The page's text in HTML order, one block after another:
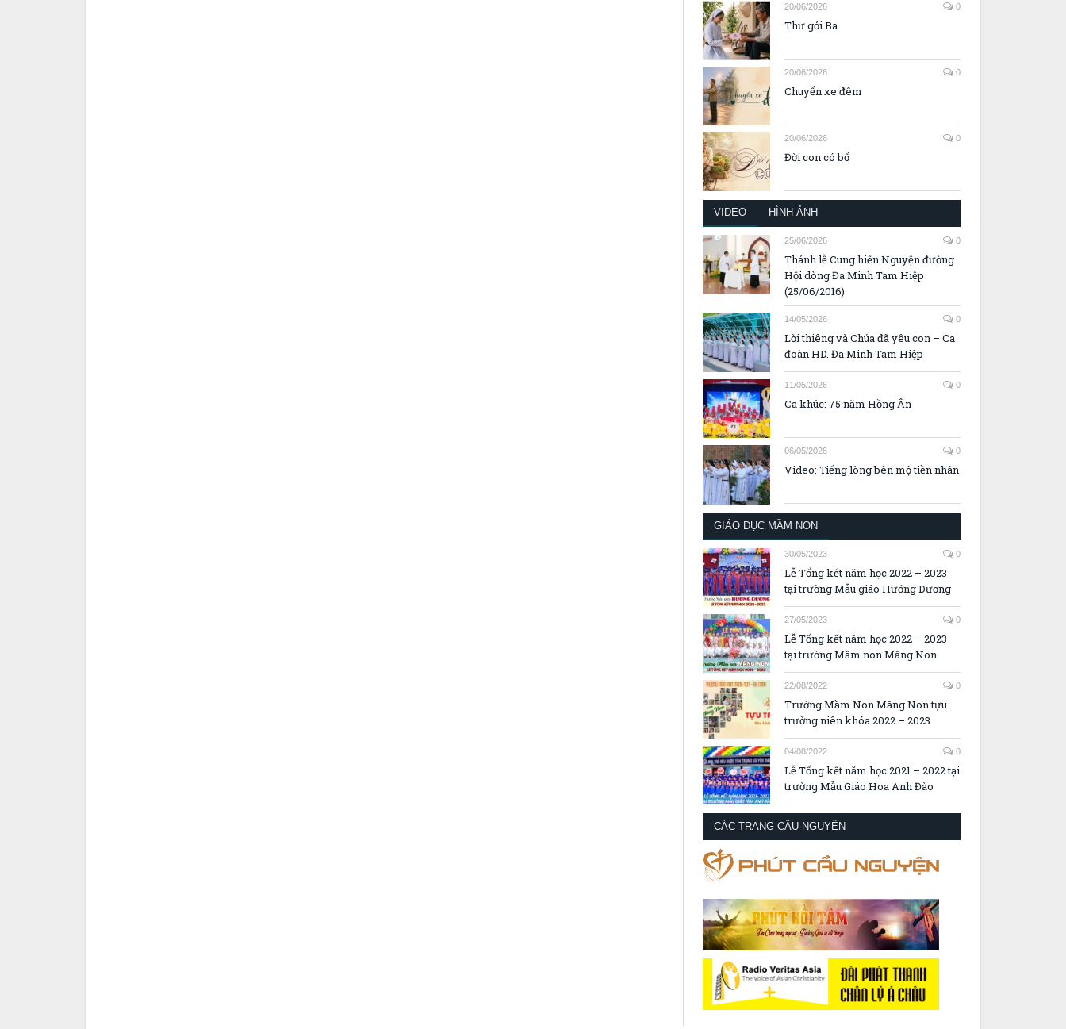
20/06/2026 0
Thư gởi Ba
20/06/2026 0
Chuyến xe đêm
20/06/2026 0
Đời con có bố
VIDEO HÌNH ẢNH
25/06/2026 0
Thánh lễ Cung hiến Nguyện đường
Hội dòng Đa Minh Tam Hiệp
(25/06/2016)
14/05/2026 0
Lời thiêng và Chúa đã yêu con – Ca
đoàn HD. Đa Minh Tam Hiệp
11/05/2026 0
Ca khúc: 75 năm Hồng Ân
06/05/2026 0
Video: Tiếng lòng bên mộ tiền nhân
GIÁO DỤC MẦM NON
30/05/2023 0
Lễ Tổng kết năm học 2022 – 2023
tại trường Mẫu giáo Hướng Dương
27/05/2023 0
Lễ Tổng kết năm học 2022 – 2023
tại trường Mầm non Măng Non
22/08/2022 0
Trường Mầm Non Măng Non tựu
trường niên khóa 2022 – 2023
04/08/2022 0
Lễ Tổng kết năm học 2021 – 2022 tại
trường Mẫu Giáo Hoa Anh Đào
CÁC TRANG CẦU NGUYỆN